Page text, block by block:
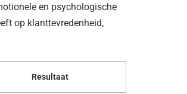
en psychologische
op klanttevredenheid,
Resultaat